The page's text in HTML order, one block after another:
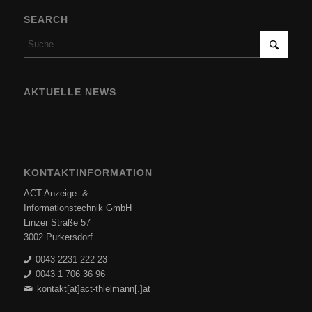
SEARCH
AKTUELLE NEWS
KONTAKTINFORMATION
ACT Anzeige- &
Informationstechnik GmbH
Linzer Straße 57
3002 Purkersdorf
0043 2231 222 23
0043 1 706 36 96
kontakt[at]act-thielmann[.]at